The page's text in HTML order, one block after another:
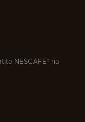
NESCAFÉ® na